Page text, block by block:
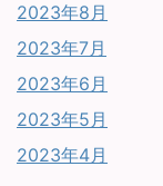
2023年8月
2023年7月
2023年6月
2023年5月
2023年4月